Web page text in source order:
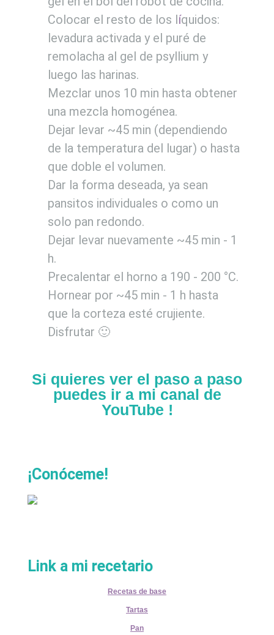
Colocar el resto de los líquidos:
levadura activada y el puré de
remolacha al gel de psyllium y
luego las harinas.
Mezclar unos 10 min hasta obtener
una mezcla homogénea.
Dejar levar ~45 min (dependiendo
de la temperatura del lugar) o hasta
que doble el volumen.
Dar la forma deseada, ya sean
pansitos individuales o como un
solo pan redondo.
Dejar levar nuevamente ~45 min - 1
h.
Precalentar el horno a 190 - 200 °C.
Hornear por ~45 min - 1 h hasta
que la corteza esté crujiente.
Disfrutar 🙂
Si quieres ver el paso a paso
puedes ir a mi canal de
YouTube !
¡Conóceme!
Link a mi recetario
Recetas de base
Tartas
Pan